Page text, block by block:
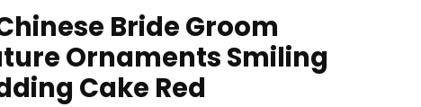
Bride Groom
Ornaments Smiling
Cake Red